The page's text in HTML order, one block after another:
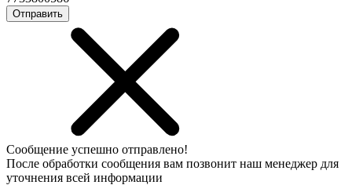
Отправить
Сообщение успешно отправлено!
После обработки сообщения вам позвонит наш менеджер для
уточнения всей информации